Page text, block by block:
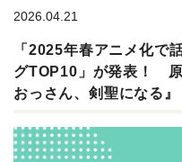
2026.04.21
「2025年春アニメ化で
グTOP10」が発表！
おっさん、剣聖になる』